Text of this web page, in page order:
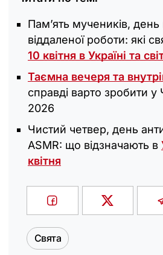
Памʼять мучеників, день
віддаленої роботи: які
10 квітня в Україні та
Таємна вечеря та
справді варто зробити у
2026
Чистий четвер, день
ASMR: що відзначають в
квітня
Свята